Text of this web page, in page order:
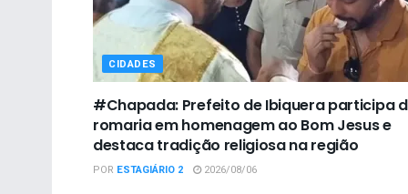
CIDADES
#Chapada: Prefeito de Ibiquera participa
romaria em homenagem ao Bom Jesus e
destaca tradição religiosa na região
POR ESTAGIÁRIO 2 2026/08/06